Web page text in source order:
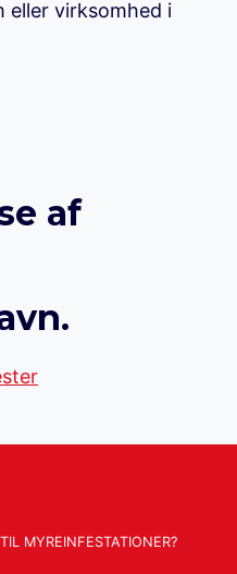
eller virksomhed i
af
MYREINFESTATIONER?